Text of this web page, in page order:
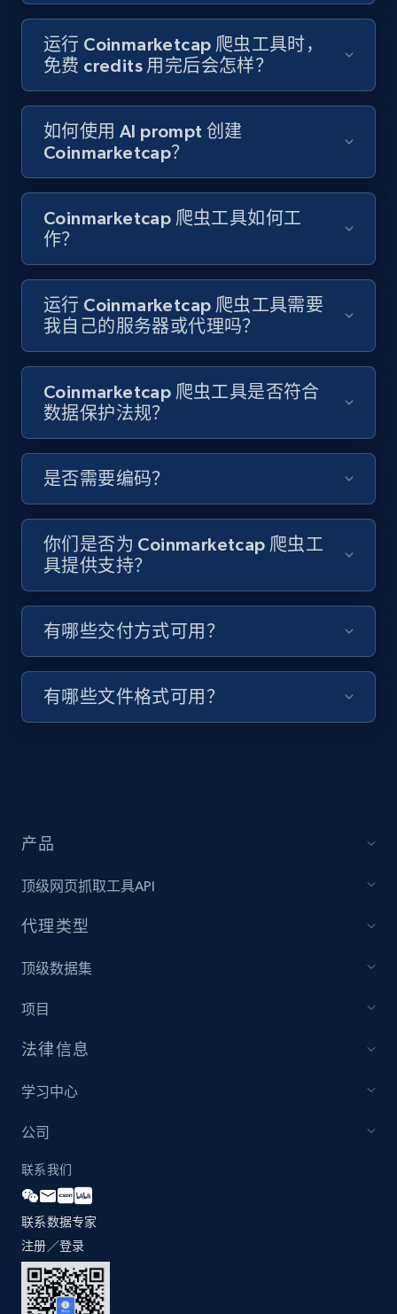
8.1K+ 716+ 注册使用
Youtube - Videos posts - Search new
youtube videos by keyword
URL, Title, Youtuber, Youtuber md5, Video url,
Video length, Likes, Views, and more.
Youtube - Videos posts - Discover videos by
channel URL
URL, Title, Youtuber, Youtuber md5, Video url,
Video length, Likes, Views, and more.
Youtube - Videos posts - Search videos by
keyword and then apply relevant video
filters
URL, Title, Youtuber, Youtuber md5, Video url,
Video length, Likes, Views, and more.
8.1K+ 716+ 注册使用
8.1K+
Youtube - Videos posts - Discovery records
URL, Title, Youtuber, Youtuber md5, Video url,
Youtube - Videos posts - Discovery videos
by podcast url
URL, Title, Youtuber, Youtuber md5, Video url,
Video length, Likes, Views, and more.
8.1K+
运行 Coinmarketcap 爬虫工具时，
免费 credits 用完后会怎样？
如何使用 AI prompt 创建
Coinmarketcap？
Coinmarketcap 爬虫工具如何工
作？
运行 Coinmarketcap 爬虫工具需要
我自己的服务器或代理吗？
Coinmarketcap 爬虫工具是否符合
数据保护法规？
是否需要编码？
你们是否为 Coinmarketcap 爬虫工
具提供支持？
有哪些交付方式可用？
有哪些文件格式可用？
产品
顶级网页抓取工具API
代理类型
顶级数据集
项目
法律信息
学习中心
公司
联系我们
联系数据专家
注册／登录